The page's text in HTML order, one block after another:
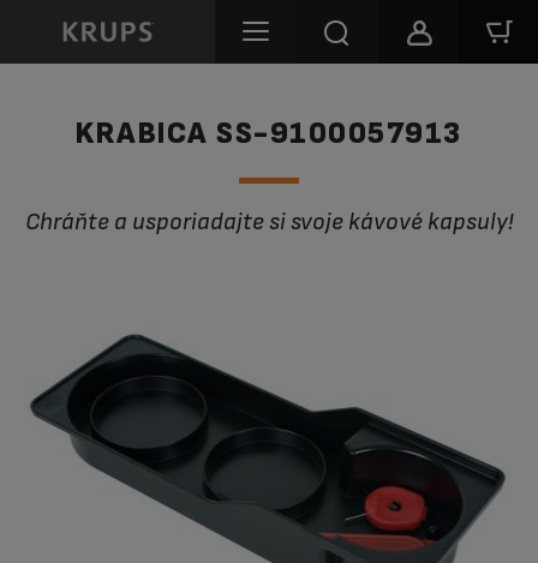
KRABICA SS-9100057913
Chráňte a usporiadajte si svoje kávové kapsuly!